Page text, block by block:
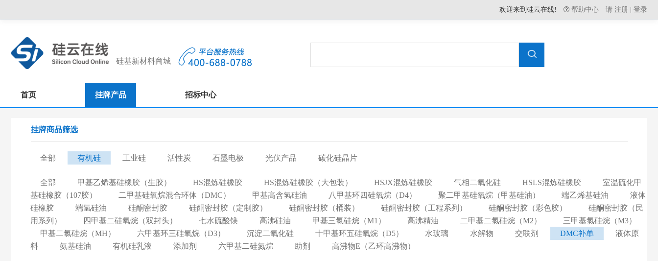
欢迎来到硅云在线! 帮助中心 请 注册 | 登录
硅基新材料商城
首页 挂牌产品 招标中心
挂牌商品筛选
全部 有机硅 工业硅 活性炭 石墨电极 光伏产品 碳化硅晶片
全部 甲基乙烯基硅橡胶（生胶） HS混炼硅橡胶 HS混炼硅橡胶（大包装） HSJX混炼硅橡胶 气相二氧化硅 HSLS混炼硅橡胶
室温硫化甲
基硅橡胶（107胶）
二甲基硅氧烷混合环体（DMC） 甲基高含氢硅油 八甲基环四硅氧烷（D4） 聚二甲基硅氧烷（甲基硅油） 端乙烯基硅油
液体
硅橡胶
端氢硅油 硅酮密封胶 硅酮密封胶（定制胶） 硅酮密封胶（桶装） 硅酮密封胶（工程系列） 硅酮密封胶（彩色胶）
硅酮密封胶（民
用系列）
四甲基二硅氧烷（双封头） 七水硫酸镁 高沸硅油 甲基三氯硅烷（M1） 高沸精油 二甲基二氯硅烷（M2）
三甲基氯硅烷（M3）
甲基二氯硅烷（MH）
六甲基环三硅氧烷（D3） 沉淀二氧化硅 十甲基环五硅氧烷（D5） 水玻璃 水解物 交联剂 DMC补单
液体原
料
氨基硅油 有机硅乳液 添加剂 六甲基二硅氮烷 助剂 高沸物E（乙环高沸物）